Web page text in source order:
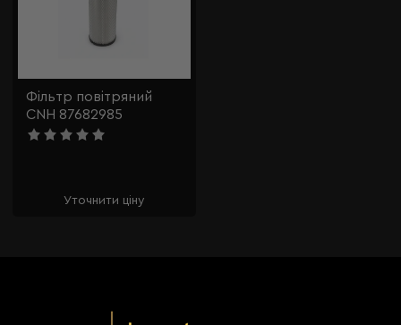
Фільтр повітряний
CNH 87682985
Уточнити ціну